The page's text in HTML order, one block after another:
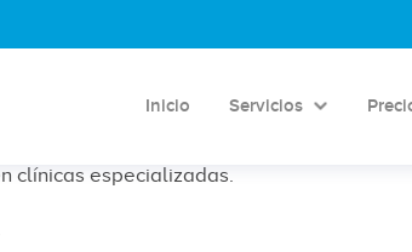
Inicio Servicios
2026
en Tijuana en 2026, factores
costo y qué incluye el
clínicas especializadas.